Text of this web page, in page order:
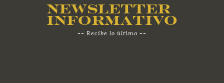
Newsletter
Informativo
-- Recibe lo último --